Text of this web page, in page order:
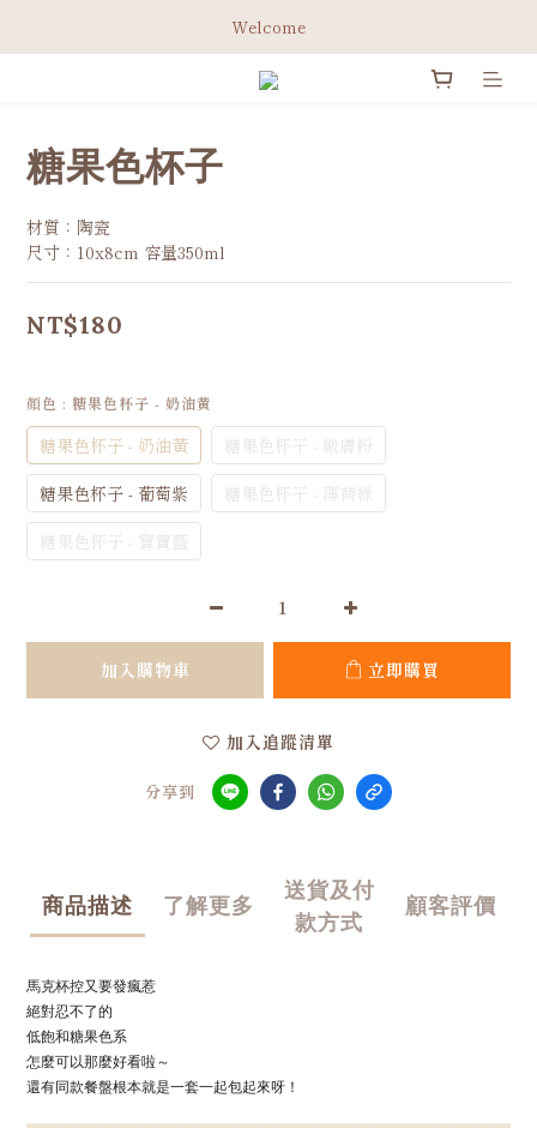
綁定Line官方會員 立即領取免運券✨
Welcome
綁定Line官方會員 立即領取免運券✨
糖果色杯子
材質：陶瓷
尺寸：10x8cm 容量350ml
NT$180
顏色 : 糖果色杯子 - 奶油黃
糖果色杯子 - 奶油黃
糖果色杯子 - 嫩膚粉
糖果色杯子 - 葡萄紫
糖果色杯子 - 薄荷綠
糖果色杯子 - 寶寶藍
加入購物車 立即購買
加入追蹤清單
分享到
商品描述 了解更多
送貨及付
款方式
顧客評價
馬克杯控又要發瘋惹
絕對忍不了的
低飽和糖果色系
怎麼可以那麼好看啦～
還有同款餐盤根本就是一套一起包起來呀！